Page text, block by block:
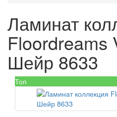
Ламинат
Floordreams
Шейр 8633
Топ